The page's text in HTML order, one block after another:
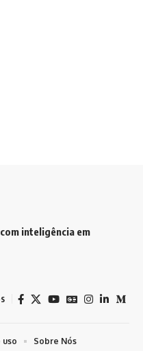
inteligência em
uso Sobre Nós